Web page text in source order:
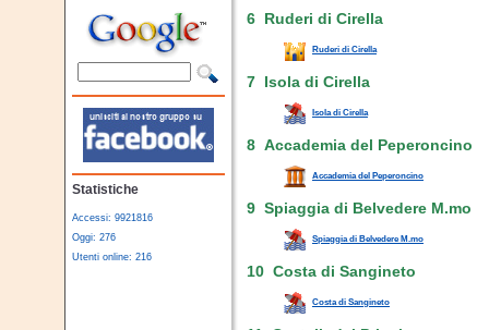
Statistiche
Accessi: 9921816
Oggi: 276
Utenti online: 216
6 Ruderi di Cirella
Ruderi di Cirella
7 Isola di Cirella
Isola di Cirella
8 Accademia del Peperoncino
Accademia del Peperoncino
9 Spiaggia di Belvedere M.mo
Spiaggia di Belvedere M.mo
10 Costa di Sangineto
Costa di Sangineto